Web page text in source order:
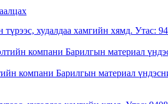
компани Барилгын материал